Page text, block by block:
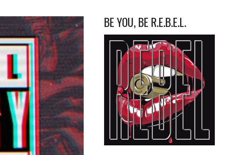
BE YOU, BE R.E.B.E.L.